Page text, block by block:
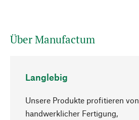
Über Manufactum
Langlebig
Unsere Produkte profitieren von
handwerklicher Fertigung,